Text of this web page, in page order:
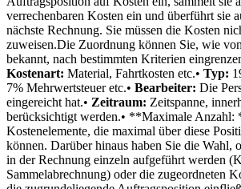
verrechenbaren Kosten ein und überführt sie
nächste Rechnung. Sie müssen die Kosten
zuweisen.Die Zuordnung können Sie, wie
bekannt, nach bestimmten Kriterien
Kostenart: Material, Fahrtkosten etc.• Typ:
7% Mehrwertsteuer etc.• Bearbeiter: Die
eingereicht hat.• Zeitraum: Zeitspanne,
berücksichtigt werden.• **Maximale Anzahl:
Kostenelemente, die maximal über diese
können. Darüber hinaus haben Sie die Wahl,
in der Rechnung einzeln aufgeführt werden
Sammelabrechnung) oder die zugeordneten